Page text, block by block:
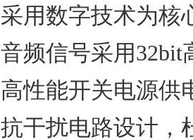
采用数字技术为核
音频信号采用32bit
高性能开关电源供
抗干扰电路设计，